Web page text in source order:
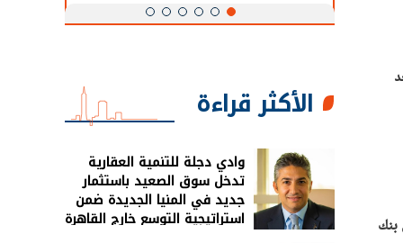
بنك
الأكثر قراءة
وادي دجلة للتنمية العقارية
تدخل سوق الصعيد باستثمار
جديد في المنيا الجديدة ضمن
استراتيجية التوسع خارج القاهرة